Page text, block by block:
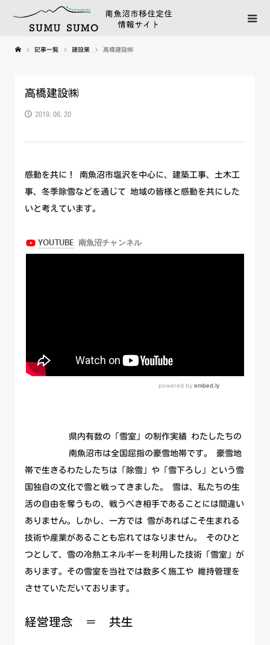
記事一覧 建設業 高橋建設㈱
高橋建設㈱
2019.06.20
感動を共に！ 南魚沼市塩沢を中心に、建築工事、土木工
事、冬季除雪などを通じて 地域の皆様と感動を共にした
いと考えています。
県内有数の「雪室」の制作実績 わたしたちの
南魚沼市は全国屈指の豪雪地帯です。 豪雪地
帯で生きるわたしたちは「除雪」や「雪下ろし」という雪
国独自の文化で雪と戦ってきました。 雪は、私たちの生
活の自由を奪うもの、戦うべき相手であることには間違い
ありません。しかし、一方では 雪があればこそ生まれる
技術や産業があることも忘れてはなりません。 そのひと
つとして、雪の冷熱エネルギーを利用した技術「雪室」が
あります。その雪室を当社では数多く施工や 維持管理を
させていただいております。
経営理念 ＝ 共生